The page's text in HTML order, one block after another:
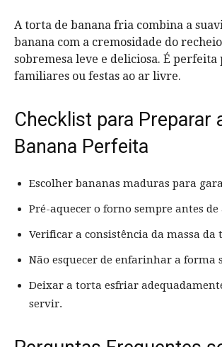
A torta de banana fria combina a
banana com a cremosidade do
sobremesa leve e deliciosa. É
familiares ou festas ao ar livre.
Checklist para Preparar
Banana Perfeita
Escolher bananas maduras para
Pré-aquecer o forno sempre antes de
Verificar a consistência da massa da
Não esquecer de enfarinhar a forma
Deixar a torta esfriar
servir.